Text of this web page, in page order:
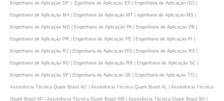
Engenharia de Aplicaçāo DF | Egenharia de Aplicaçāo ES | Engenharia de Aplicaçāo GO |
Engenharia de Aplicaçāo MA | Engenharia de Aplicaçāo MT | ngenharia de Aplicaçāo MS |
Engenharia de Aplicaçāo MG | Engenharia de Aplicaçāo PA | Engenharia de Aplicaçāo PB |
Engenharia de Aplicaçāo PR | Engenharia de Aplicaçāo PE | Engenharia de Aplicaçāo PI |
Engenharia de Aplicaçāo RJ | Engenharia de Aplicaçāo RN | Engenharia de Aplicaçāo RS |
Engenharia de Aplicaçāo RO | Engenharia de Aplicaçāo RR | Engenharia de Aplicaçāo SC |
Engenharia de Aplicaçāo SP | Engenharia de Aplicaçāo SE | Engenharia de Aplicaçāo TO |
Assistência Técnica Quark Brasil AC | Assistência Técnica Quark Brasil AL | Assistência Técnica
Quark Brasil AP | Assistência Técnica Quark Brasil AM | Assistência Técnica Quark Brasil BA |